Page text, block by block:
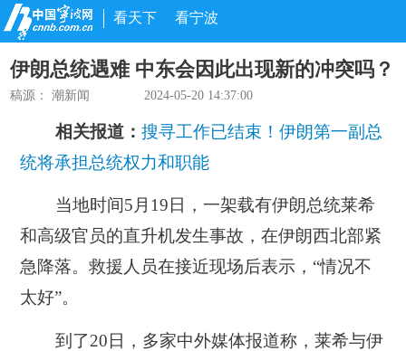
看天下 看宁波
伊朗总统遇难 中东会因此出现新的冲突吗？
稿源：潮新闻 2024-05-20 14:37:00
相关报道： 搜寻工作已结束！伊朗第一副总
统将承担总统权力和职能
当地时间5月19日，一架载有伊朗总统莱希
和高级官员的直升机发生事故，在伊朗西北部紧
急降落。救援人员在接近现场后表示，“情况不
太好”。
到了20日，多家中外媒体报道称，莱希与伊